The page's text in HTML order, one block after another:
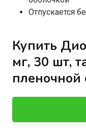
Отпускается
Купить
мг, 30 шт,
пленочной